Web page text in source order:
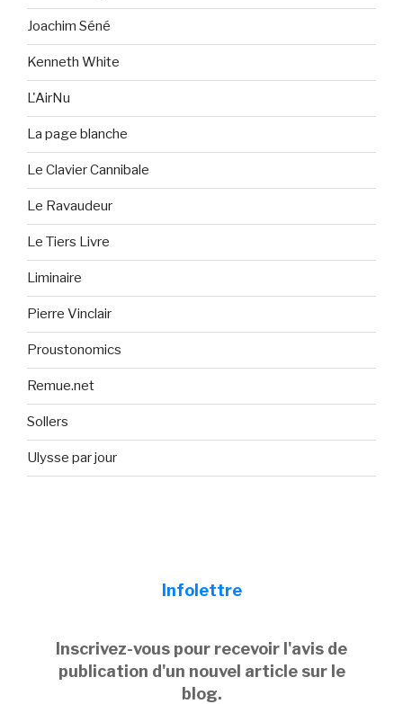
Joachim Séné
Kenneth White
L'AirNu
La page blanche
Le Clavier Cannibale
Le Ravaudeur
Le Tiers Livre
Liminaire
Pierre Vinclair
Proustonomics
Remue.net
Sollers
Ulysse par jour
Infolettre
Inscrivez-vous pour recevoir l'avis de
publication d'un nouvel article sur le
blog.